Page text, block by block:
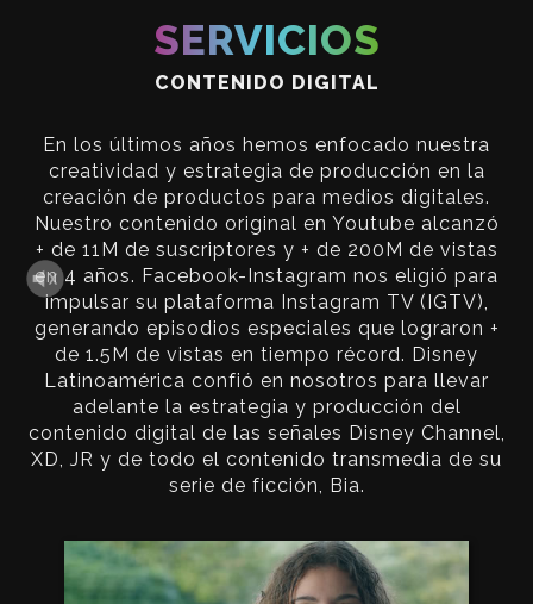
SERVICIOS
CONTENIDO DIGITAL
En los últimos años hemos enfocado nuestra
creatividad y estrategia de producción en la
creación de productos para medios digitales.
Nuestro contenido original en Youtube alcanzó
+ de 11M de suscriptores y + de 200M de vistas
en 4 años. Facebook-Instagram nos eligió para
impulsar su plataforma Instagram TV (IGTV),
generando episodios especiales que lograron +
de 1.5M de vistas en tiempo récord. Disney
Latinoamérica confió en nosotros para llevar
adelante la estrategia y producción del
contenido digital de las señales Disney Channel,
XD, JR y de todo el contenido transmedia de su
serie de ficción, Bia.